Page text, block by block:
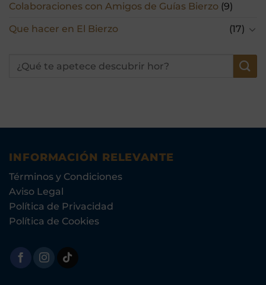
Colaboraciones con Amigos de Guías Bierzo (9)
Que hacer en El Bierzo
(17)
INFORMACIÓN RELEVANTE
Términos y Condiciones
Aviso Legal
Política de Privacidad
Política de Cookies